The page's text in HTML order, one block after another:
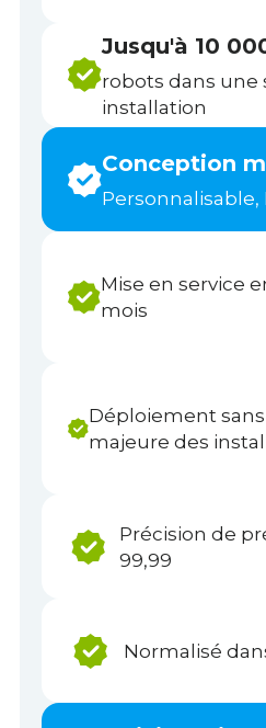
Jusqu'à 10
robots dans une
installation
Conception
Personnalisable,
Mise en service
mois
Déploiement
majeure des
Précision de
99,99
Normalisé